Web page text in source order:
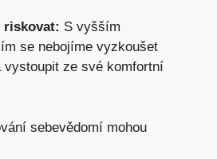
riskovat: S vyšším
se nebojíme vyzkoušet
vystoupit ze své komfortní
sebevědomí mohou